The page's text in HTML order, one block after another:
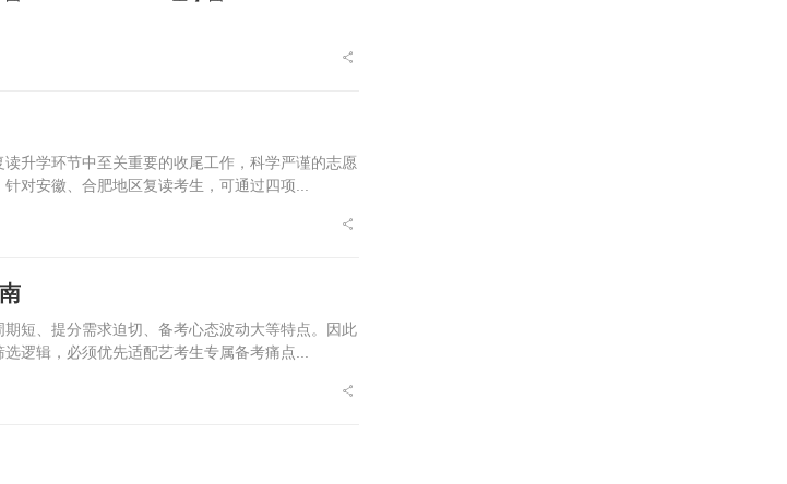
升学环节中至关重要的收尾工作，科学严谨的志愿
对安徽、合肥地区复读考生，可通过四项...
短、提分需求迫切、备考心态波动大等特点。因此
逻辑，必须优先适配艺考生专属备考痛点...